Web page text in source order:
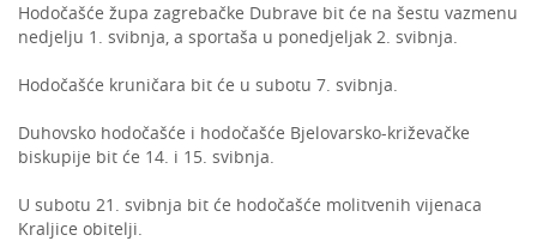
Hodočašće župa zagrebačke Dubrave bit će na šestu vazmenu
nedjelju 1. svibnja, a sportaša u ponedjeljak 2. svibnja.
Hodočašće kruničara bit će u subotu 7. svibnja.
Duhovsko hodočašće i hodočašće Bjelovarsko-križevačke
biskupije bit će 14. i 15. svibnja.
U subotu 21. svibnja bit će hodočašće molitvenih vijenaca
Kraljice obitelji.